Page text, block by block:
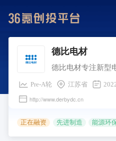
德比电材
德比电材专注新型
Pre-A轮 江苏省
http://www.derbydc.cn
正在融资 先进制造 能源环